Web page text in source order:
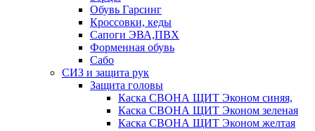
Обувь Гарсинг
Кроссовки, кеды
Сапоги ЭВА,ПВХ
Форменная обувь
Сабо
СИЗ и защита рук
Защита головы
Каска СВОНА ЩИТ Эконом синяя,
Каска СВОНА ЩИТ Эконом зеленая
Каска СВОНА ЩИТ Эконом желтая